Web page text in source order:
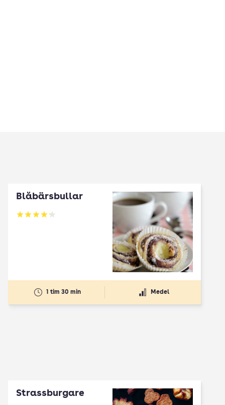
Blåbärsbullar
Betyg: 4.2 av 5
1 tim 30 min Medel
Strassburgare